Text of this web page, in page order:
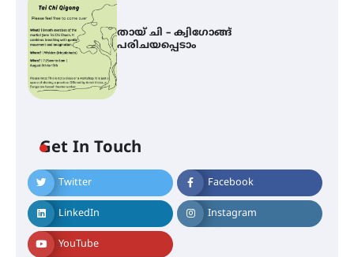
തായ് ചി – ക്വിഗോങ്ങ്
പരിചയപ്പെടാം
Get In Touch
Twitter Facebook
LinkedIn Instagram
YouTube
ഐ.ഐ.ടി മദ്രാസ്സിൽ നിന്നും
ഡോക്ടറേറ്റ് – ഇരിങ്ങാലക്കുട
സ്വദേശി ആതിര എം കെ യുടെ
നേട്ടം പ്രതിസന്ധികളോട് പൊരുതി